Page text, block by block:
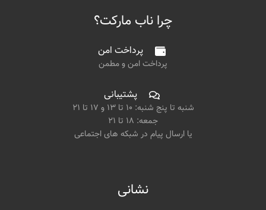
چرا ناب مارکت؟
پرداخت امن
پرداخت امن و مطمن
پشتیبانی
شنبه تا پنج شنبه: ۱۰ تا ۱۳ و ۱۷ تا ۲۱
جمعه: ۱۸ تا ۲۱
یا ارسال پیام در شبکه های اجتماعی
نشانی